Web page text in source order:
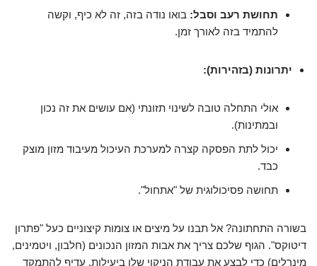
תחושת רעב וסבל: בואו נודה בזה, זה לא כיף, וקשה
להתמיד בזה לאורך זמן.
יתרונות (בזהירות):
אולי התחלה טובה לשינוי תזונתי (אם עושים את זה נכון
ובמתינות).
יכול לתת הפסקה קצרה למערכת העיכול מעיבוד מזון מוצק
כבד.
תחושה פסיכולוגית של "אתחול".
בשורה התחתונה? אל תבנו על מיצים או צומות קיצוניים כעל "פתרון
דיטוקס". הגוף שלכם צריך את אבות המזון הנכונים (חלבון, ויטמינים,
מינרלים) כדי לבצע את עבודת הניקוי שלו ביעילות. עדיף להתמקד